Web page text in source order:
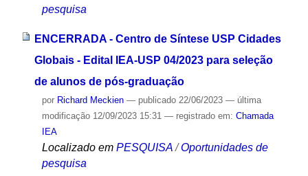
pesquisa
ENCERRADA - Centro de Síntese USP Cidades
Globais - Edital IEA-USP 04/2023 para seleção
de alunos de pós-graduação
por Richard Meckien — publicado22/06/2023 — última
modificação12/09/2023 15:31 — registrado em: Chamada
IEA
Localizado em PESQUISA /Oportunidades de
pesquisa